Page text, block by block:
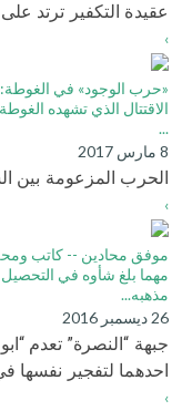
عقيدة التكفير ترتد
›
«حرب الوجود» في الغوطة:
الاقتتال الذي تشهده
...
8 مارس 2017
الحرب المزعومة بين
›
موفق محادين -- كاتب
مهما بلغ شأوه في
مذهبه...
26 ديسمبر 2016
جبهة “النصرة” تعدم
احدهما لتفجير
›